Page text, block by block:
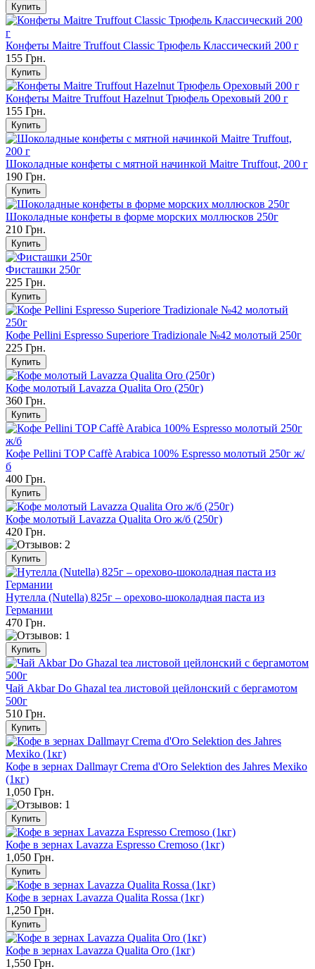
Конфеты Maitre Truffout Classic Трюфель Классический 200 г
155 Грн.
Конфеты Maitre Truffout Hazelnut Трюфель Ореховый 200 г
155 Грн.
Шоколадные конфеты с мятной начинкой Maitre Truffout, 200 г
190 Грн.
Шоколадные конфеты в форме морских моллюсков 250г
210 Грн.
Фисташки 250г
225 Грн.
Кофе Pellini Espresso Superiore Tradizionale №42 молотый 250г
225 Грн.
Кофе молотый Lavazza Qualita Oro (250г)
360 Грн.
Кофе Pellini TOP Caffè Arabica 100% Espresso молотый 250г ж/
б
400 Грн.
Кофе молотый Lavazza Qualita Oro ж/б (250г)
420 Грн.
Нутелла (Nutella) 825г – орехово-шоколадная паста из
Германии
470 Грн.
Чай Akbar Do Ghazal tea листовой цейлонский с бергамотом
500г
510 Грн.
Кофе в зернах Dallmayr Crema d'Oro Selektion des Jahres Mexiko
(1кг)
1,050 Грн.
Кофе в зернах Lavazza Espresso Cremoso (1кг)
1,050 Грн.
Кофе в зернах Lavazza Qualita Rossa (1кг)
1,250 Грн.
Кофе в зернах Lavazza Qualita Oro (1кг)
1,550 Грн.